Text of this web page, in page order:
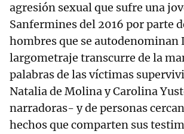
agresión sexual que sufre una
Sanfermines del 2016 por parte
hombres que se autodenominan
largometraje transcurre de la
palabras de las víctimas
Natalia de Molina y Carolina
narradoras- y de personas
hechos que comparten sus